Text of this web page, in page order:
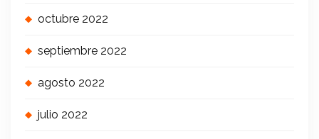
octubre 2022
septiembre 2022
agosto 2022
julio 2022